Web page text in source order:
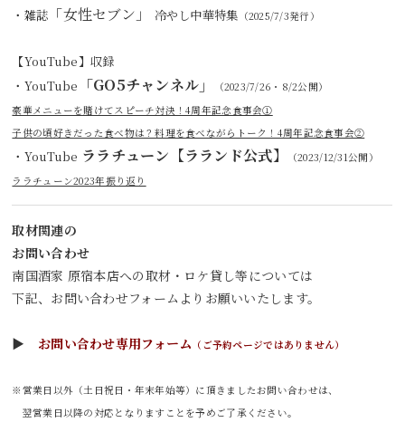
・雑誌 「女性セブン」 冷やし中華特集 （2025/7/3発行）
【YouTube】収録
・ YouTube 「GO5チャンネル」
（2023/7/26・8/2公開）
豪華メニューを賭けてスピーチ対決！4周年記念食事会①
子供の頃好きだった食べ物は？料理を食べながらトーク！4周年記念食事会②
・YouTube ララチューン【ラランド公式】
（2023/12/31公開）
ララチューン2023年振り返り
取材関連の
お問い合わせ
南国酒家 原宿本店への取材・ロケ貸し等については
下記、お問い合わせフォームよりお願いいたします。
▶ お問い合わせ専用フォーム （ご予約ページではありません）
※営業日以外（土日祝日・年末年始等）に頂きましたお問い合わせは、
翌営業日以降の対応となりますことを予めご了承ください。